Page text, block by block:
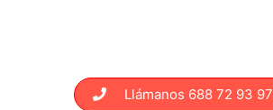
Llámanos 688 72 93 97